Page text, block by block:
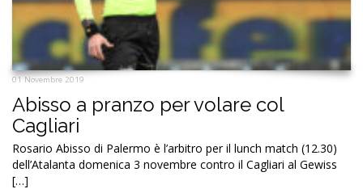
01 Novembre 2019
Abisso a pranzo per volare col
Cagliari
Rosario Abisso di Palermo è l’arbitro per il lunch match (12.30)
dell’Atalanta domenica 3 novembre contro il Cagliari al Gewiss
[…]